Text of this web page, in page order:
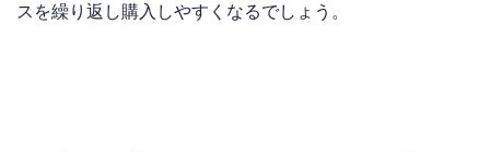
スを繰り返し購入しやすくなるでしょう。